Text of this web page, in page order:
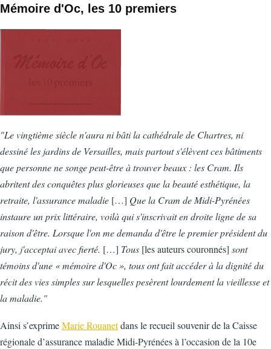
Mémoire d'Oc, les 10 premiers
"Le vingtième siècle n'aura ni bâti la cathédrale de Chartres, ni
dessiné les jardins de Versailles, mais partout s'élèvent ces bâtiments
que personne ne songe peut-être à trouver beaux : les Cram. Ils
abritent des conquêtes plus glorieuses que la beauté esthétique, la
retraite, l'assurance maladie […] Que la Cram de Midi-Pyrénées
instaure un prix littéraire, voilà qui s'inscrivait en droite ligne de sa
raison d'être. Lorsque l'on me demanda d'être le premier président du
jury, j'acceptai avec fierté. […] Tous [les auteurs couronnés] sont
témoins d'une « mémoire d'Oc », tous ont fait accéder à la dignité du
récit des vies simples sur lesquelles pesèrent lourdement la vieillesse et
la maladie."
Ainsi s’exprimeMarie Rouanetdans le recueil souvenir de la Caisse
régionale d’assurance maladie Midi-Pyrénées à l’occasion de la 10e